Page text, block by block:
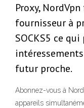
Proxy,
fournisseur à
SOCKS5 ce
futur proche.
Abonnez-vous à
appareils